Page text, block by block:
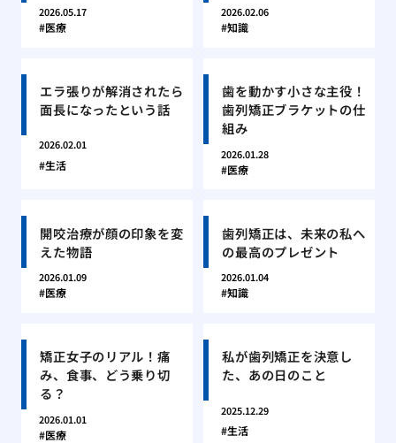
2026.05.17
医療
2026.02.06
知識
エラ張りが解消されたら
面長になったという話
2026.02.01
生活
歯を動かす小さな主役！
歯列矯正ブラケットの仕
組み
2026.01.28
医療
開咬治療が顔の印象を変
えた物語
2026.01.09
医療
歯列矯正は、未来の私へ
の最高のプレゼント
2026.01.04
知識
矯正女子のリアル！痛
み、食事、どう乗り切
る？
2026.01.01
医療
私が歯列矯正を決意し
た、あの日のこと
2025.12.29
生活